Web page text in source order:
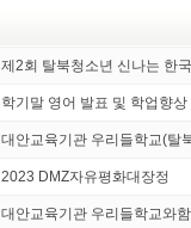
제2회 탈북청소년 신나는 한
학기말 영어 발표 및 학업향상
대안교육기관 우리들학교(탈
2023 DMZ자유평화대장정
대안교육기관 우리들학교와